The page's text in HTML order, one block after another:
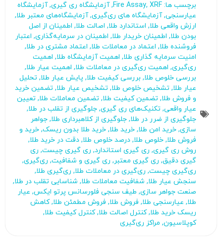
برچسب ها:
Fire Assay, XRF
,آزمایشگاه ری گیری,آزمایشگاه
عیارسنجی,آزمایشگاه‌ های ری‌گیری,آزمایشگاه‌های معتبر طلا,
ارزش واقعی طلا, استاندارد طلا, اصالت طلا, اطمینان از اصل
بودن طلا, اطمینان خریدار طلا, اطمینان در سرمایه‌گذاری, اعتبار
فروشنده طلا, اعتماد در معاملات طلا, اعتماد مشتری در طلا,
امنیت سرمایه گذاری طلا, اهمیت آزمایشگاه طلا, اهمیت
ری‌گیری, اهمیت ری‌گیری در معاملات طلا, اهمیت عیار طلا,
بررسی خلوص طلا, بررسی کیفیت طلا, پایش عیار طلا, تحلیل
عیار طلا, تشخیص خلوص طلا, تشخیص عیار طلا, تضمین خرید
و فروش طلا, تضمین کیفیت طلا, تضمین معاملات طلا, تعیین
عیار واقعی, تکنیک‌های ری گیری, جلوگیری از تقلب در طلا,
جلوگیری از ضرر در طلا, جلوگیری از کلاهبرداری طلا, جواهر
سازی, خرید امن طلا, خرید طلا, خرید طلا بدون ریسک, خرید و
فروش طلا, خلوص طلا, درصد خلوص طلا, دقت در خرید طلا,
روش ری گیری, ری گیری استاندارد, ری گیری چیست, ری
گیری دقیق, ری گیری معتبر, ری گیری و شفافیت, ری‌گیری,
ری‌گیری چیست, ری‌گیری در معاملات طلا, ری‌گیری طلا,
سنجش عیار طلا, شفافیت معاملات طلا, شناسایی تقلب در طلا,
صنعت جواهر سازی, طیف‌ سنجی فلورسانس پرتو ایکس, عیار
طلا, عیارسنجی طلا, فروش طلا, فروش مطمئن طلا,کاهش
ریسک خرید طلا,کنترل اصالت طلا,کنترل کیفیت طلا,
کوپلاسیون, مراکز ری‌گیری